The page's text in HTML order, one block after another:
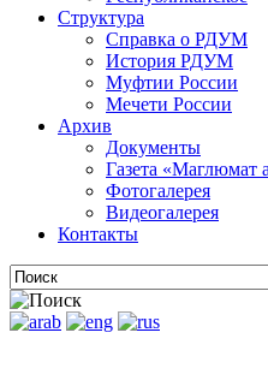
Структура
Справка о РДУМ
История РДУМ
Муфтии России
Мечети России
Архив
Документы
Газета «Маглюмат
Фотогалерея
Видеогалерея
Контакты